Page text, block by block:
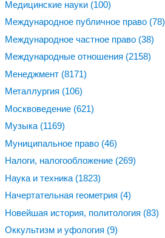
Медицинские науки (100)
Международное публичное право (78)
Международное частное право (38)
Международные отношения (2158)
Менеджмент (8171)
Металлургия (106)
Москвоведение (621)
Музыка (1169)
Муниципальное право (46)
Налоги, налогообложение (269)
Наука и техника (1823)
Начертательная геометрия (4)
Новейшая история, политология (83)
Оккультизм и уфология (9)